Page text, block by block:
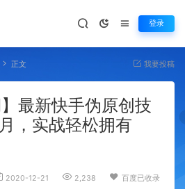
登录
正文 我要投稿
最新快手伪原创技
，实战轻松拥有
2020-12-21 2,238 百度已收录